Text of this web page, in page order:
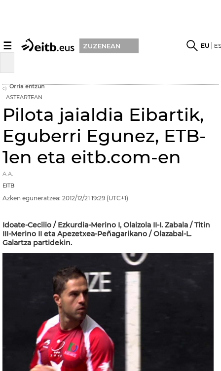
☰ ZUZENEAN EU
Orria entzun
ASTEARTEAN
Pilota jaialdia Eibartik,
Eguberri Egunez, ETB-
1en eta eitb.com-en
A.A.
EITB
Azken eguneratzea: 2012/12/21 19:29 (UTC+1)
Idoate-Cecilio / Ezkurdia-Merino I, Olaizola II-I. Zabala / Titin
III-Merino II eta Apezetxea-Peñagarikano / Olazabal-L.
Galartza partidekin.